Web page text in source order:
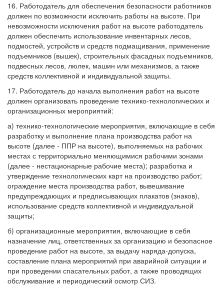
16. Работодатель для обеспечения безопасности работников
должен по возможности исключить работы на высоте. При
невозможности исключения работ на высоте работодатель
должен обеспечить использование инвентарных лесов,
подмостей, устройств и средств подмащивания, применение
подъемников (вышек), строительных фасадных подъемников,
подвесных лесов, люлек, машин или механизмов, а также
средств коллективной и индивидуальной защиты.
17. Работодатель до начала выполнения работ на высоте
должен организовать проведение технико-технологических и
организационных мероприятий:
а) технико-технологические мероприятия, включающие в себя
разработку и выполнение плана производства работ на
высоте (далее - ППР на высоте), выполняемых на рабочих
местах с территориально меняющимися рабочими зонами
(далее - нестационарные рабочие места); разработка и
утверждение технологических карт на производство работ;
ограждение места производства работ, вывешивание
предупреждающих и предписывающих плакатов (знаков),
использование средств коллективной и индивидуальной
защиты;
б) организационные мероприятия, включающие в себя
назначение лиц, ответственных за организацию и безопасное
проведение работ на высоте, за выдачу наряда-допуска,
составление плана мероприятий при аварийной ситуации и
при проведении спасательных работ, а также проводящих
обслуживание и периодический осмотр СИЗ.